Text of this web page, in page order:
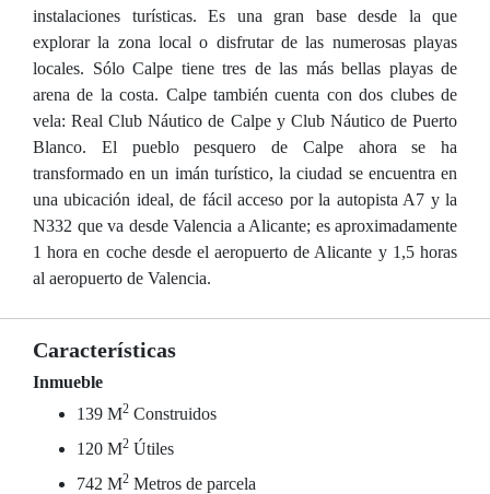
instalaciones turísticas. Es una gran base desde la que
explorar la zona local o disfrutar de las numerosas playas
locales. Sólo Calpe tiene tres de las más bellas playas de
arena de la costa. Calpe también cuenta con dos clubes de
vela: Real Club Náutico de Calpe y Club Náutico de Puerto
Blanco. El pueblo pesquero de Calpe ahora se ha
transformado en un imán turístico, la ciudad se encuentra en
una ubicación ideal, de fácil acceso por la autopista A7 y la
N332 que va desde Valencia a Alicante; es aproximadamente
1 hora en coche desde el aeropuerto de Alicante y 1,5 horas
al aeropuerto de Valencia.
Características
Inmueble
139 M2 Construidos
120 M2 Útiles
742 M2 Metros de parcela